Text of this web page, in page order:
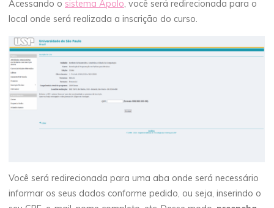
Acessando osistema Apolo, você será redirecionada para o
local onde será realizada a inscrição do curso.
Você será redirecionada para uma aba onde será necessário
informar os seus dados conforme pedido, ou seja, inserindo o